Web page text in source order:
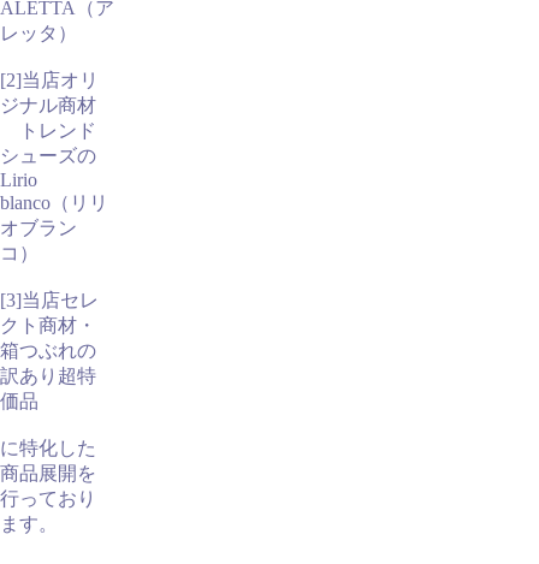
ALETTA（ア
レッタ）
[2]当店オリ
ジナル商材
トレンド
シューズの
Lirio
blanco（リリ
オブラン
コ）
[3]当店セレ
クト商材・
箱つぶれの
訳あり超特
価品
に特化した
商品展開を
行っており
ます。